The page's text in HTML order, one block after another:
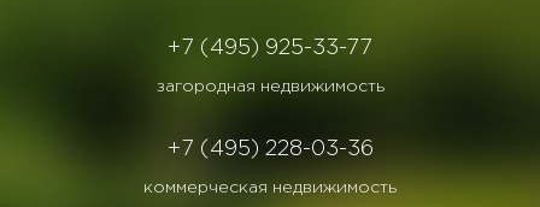
+7 (495) 925-33-77
загородная недвижимость
+7 (495) 228-03-36
коммерческая недвижимость